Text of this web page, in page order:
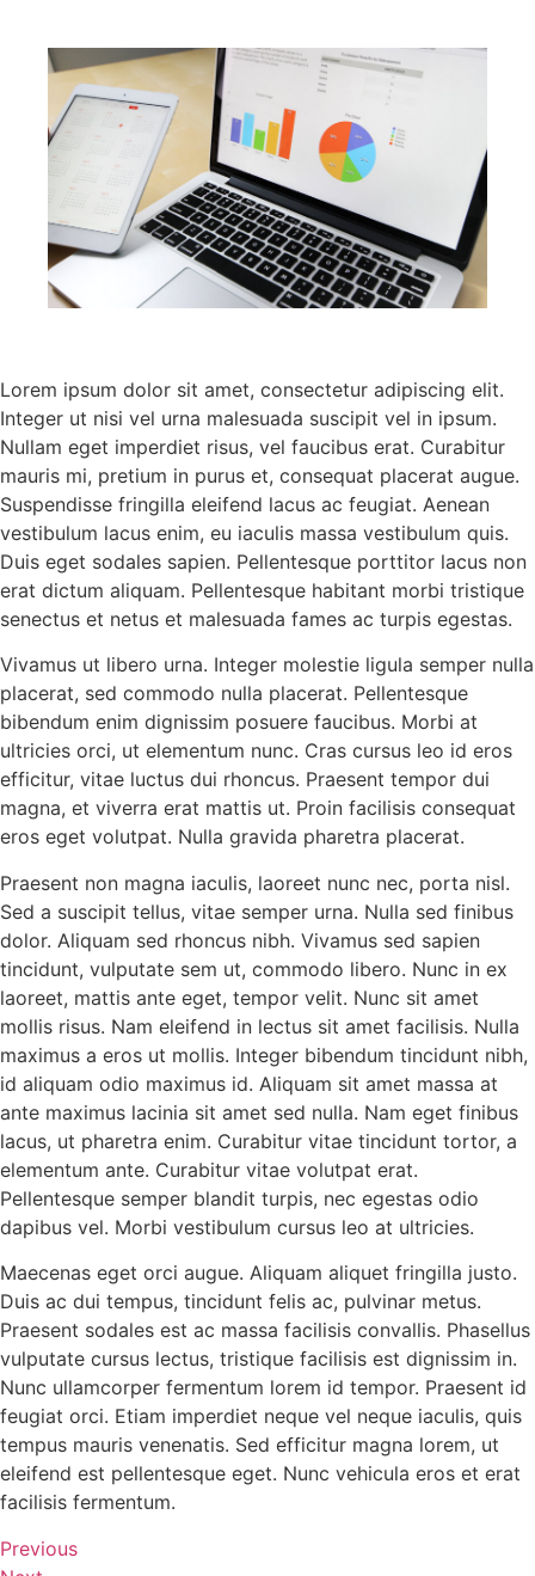
Lorem ipsum dolor sit amet, consectetur adipiscing elit.
Integer ut nisi vel urna malesuada suscipit vel in ipsum.
Nullam eget imperdiet risus, vel faucibus erat. Curabitur
mauris mi, pretium in purus et, consequat placerat augue.
Suspendisse fringilla eleifend lacus ac feugiat. Aenean
vestibulum lacus enim, eu iaculis massa vestibulum quis.
Duis eget sodales sapien. Pellentesque porttitor lacus non
erat dictum aliquam. Pellentesque habitant morbi tristique
senectus et netus et malesuada fames ac turpis egestas.
Vivamus ut libero urna. Integer molestie ligula semper nulla
placerat, sed commodo nulla placerat. Pellentesque
bibendum enim dignissim posuere faucibus. Morbi at
ultricies orci, ut elementum nunc. Cras cursus leo id eros
efficitur, vitae luctus dui rhoncus. Praesent tempor dui
magna, et viverra erat mattis ut. Proin facilisis consequat
eros eget volutpat. Nulla gravida pharetra placerat.
Praesent non magna iaculis, laoreet nunc nec, porta nisl.
Sed a suscipit tellus, vitae semper urna. Nulla sed finibus
dolor. Aliquam sed rhoncus nibh. Vivamus sed sapien
tincidunt, vulputate sem ut, commodo libero. Nunc in ex
laoreet, mattis ante eget, tempor velit. Nunc sit amet
mollis risus. Nam eleifend in lectus sit amet facilisis. Nulla
maximus a eros ut mollis. Integer bibendum tincidunt nibh,
id aliquam odio maximus id. Aliquam sit amet massa at
ante maximus lacinia sit amet sed nulla. Nam eget finibus
lacus, ut pharetra enim. Curabitur vitae tincidunt tortor, a
elementum ante. Curabitur vitae volutpat erat.
Pellentesque semper blandit turpis, nec egestas odio
dapibus vel. Morbi vestibulum cursus leo at ultricies.
Maecenas eget orci augue. Aliquam aliquet fringilla justo.
Duis ac dui tempus, tincidunt felis ac, pulvinar metus.
Praesent sodales est ac massa facilisis convallis. Phasellus
vulputate cursus lectus, tristique facilisis est dignissim in.
Nunc ullamcorper fermentum lorem id tempor. Praesent id
feugiat orci. Etiam imperdiet neque vel neque iaculis, quis
tempus mauris venenatis. Sed efficitur magna lorem, ut
eleifend est pellentesque eget. Nunc vehicula eros et erat
facilisis fermentum.
Previous